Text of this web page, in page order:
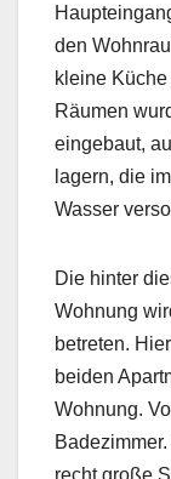
den
kleine
Räumen
eingebaut,
lagern, die
Wasser
Die hinter
Wohnung
betreten.
beiden
Wohnung.
recht große